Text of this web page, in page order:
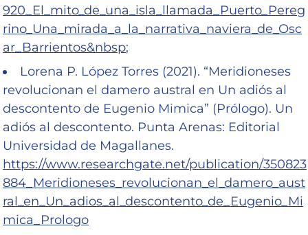
920_El_mito_de_una_isla_llamada_Puerto_Pereg
rino_Una_mirada_a_la_narrativa_naviera_de_Osc
ar_Barrientos&nbsp;
Lorena P. López Torres (2021). “Meridioneses
revolucionan el damero austral en Un adiós al
descontento de Eugenio Mimica” (Prólogo). Un
adiós al descontento. Punta Arenas: Editorial
Universidad de Magallanes.
https://www.researchgate.net/publication/350823
884_Meridioneses_revolucionan_el_damero_aust
ral_en_Un_adios_al_descontento_de_Eugenio_Mi
mica_Prologo